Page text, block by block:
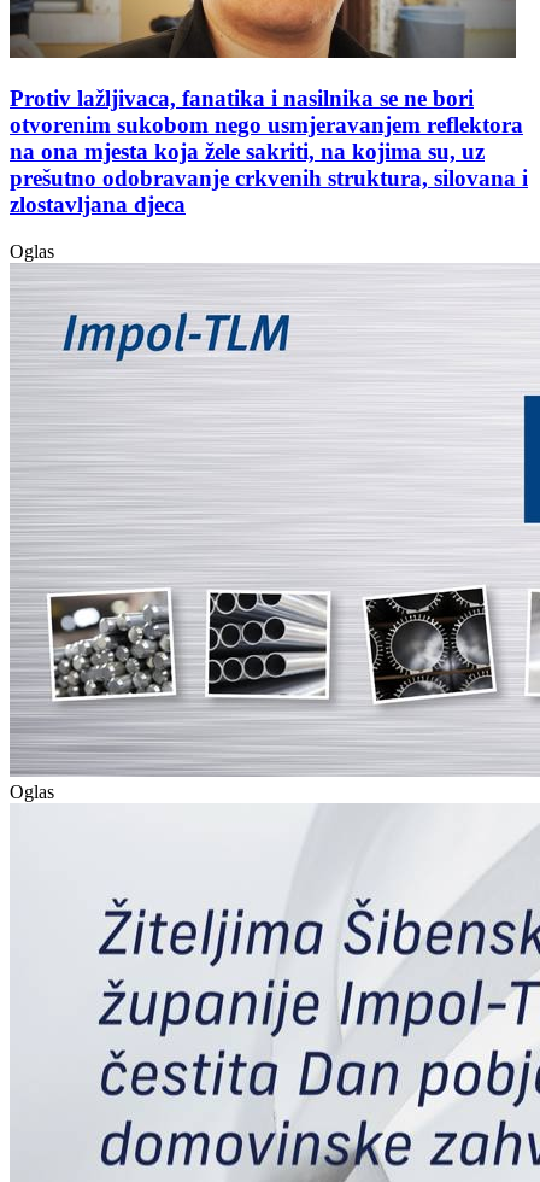
Protiv lažljivaca, fanatika i nasilnika se ne bori
otvorenim sukobom nego usmjeravanjem reflektora
na ona mjesta koja žele sakriti, na kojima su, uz
prešutno odobravanje crkvenih struktura, silovana i
zlostavljana djeca
Oglas
Oglas